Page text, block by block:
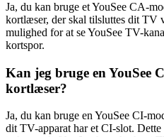
Ja, du kan bruge et YouSee CA-
kortlæser, der skal tilsluttes dit TV
mulighed for at se YouSee TV-
kortspor.
Kan jeg bruge en YouSee
kortlæser?
Ja, du kan bruge en YouSee CI-
dit TV-apparat har et CI-slot.